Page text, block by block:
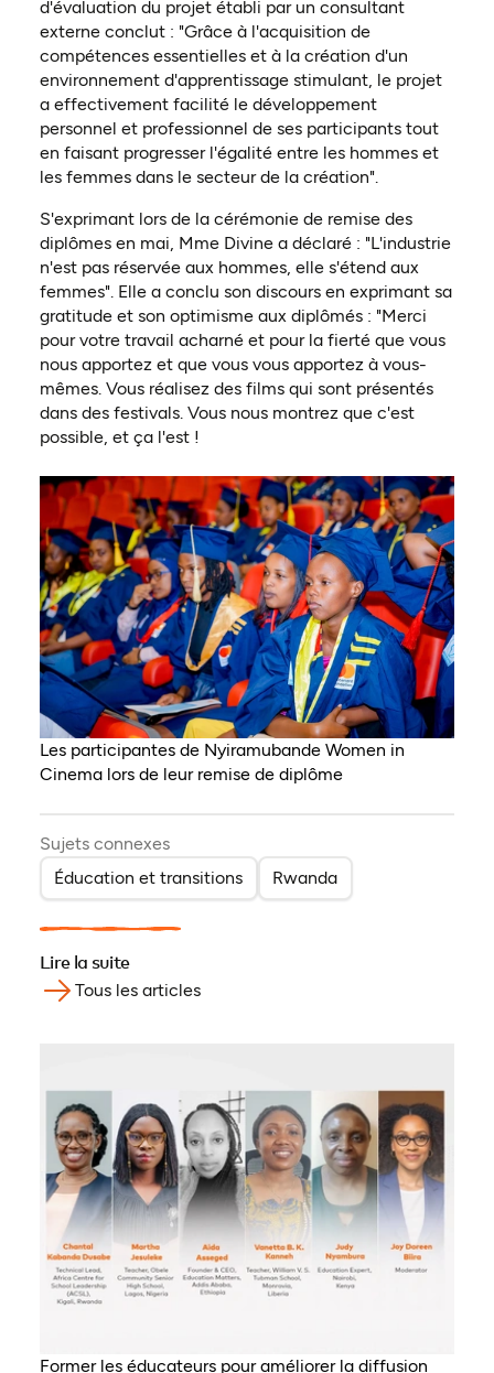
d'évaluation du projet établi par un consultant
externe conclut : "Grâce à l'acquisition de
compétences essentielles et à la création d'un
environnement d'apprentissage stimulant, le projet
a effectivement facilité le développement
personnel et professionnel de ses participants tout
en faisant progresser l'égalité entre les hommes et
les femmes dans le secteur de la création".
S'exprimant lors de la cérémonie de remise des
diplômes en mai, Mme Divine a déclaré : "L'industrie
n'est pas réservée aux hommes, elle s'étend aux
femmes". Elle a conclu son discours en exprimant sa
gratitude et son optimisme aux diplômés : "Merci
pour votre travail acharné et pour la fierté que vous
nous apportez et que vous vous apportez à vous-
mêmes. Vous réalisez des films qui sont présentés
dans des festivals. Vous nous montrez que c'est
possible, et ça l'est !
Les participantes de Nyiramubande Women in
Cinema lors de leur remise de diplôme
Sujets connexes
Éducation et transitions
Rwanda
Lire la suite
Tous les articles
Former les éducateurs pour améliorer la diffusion